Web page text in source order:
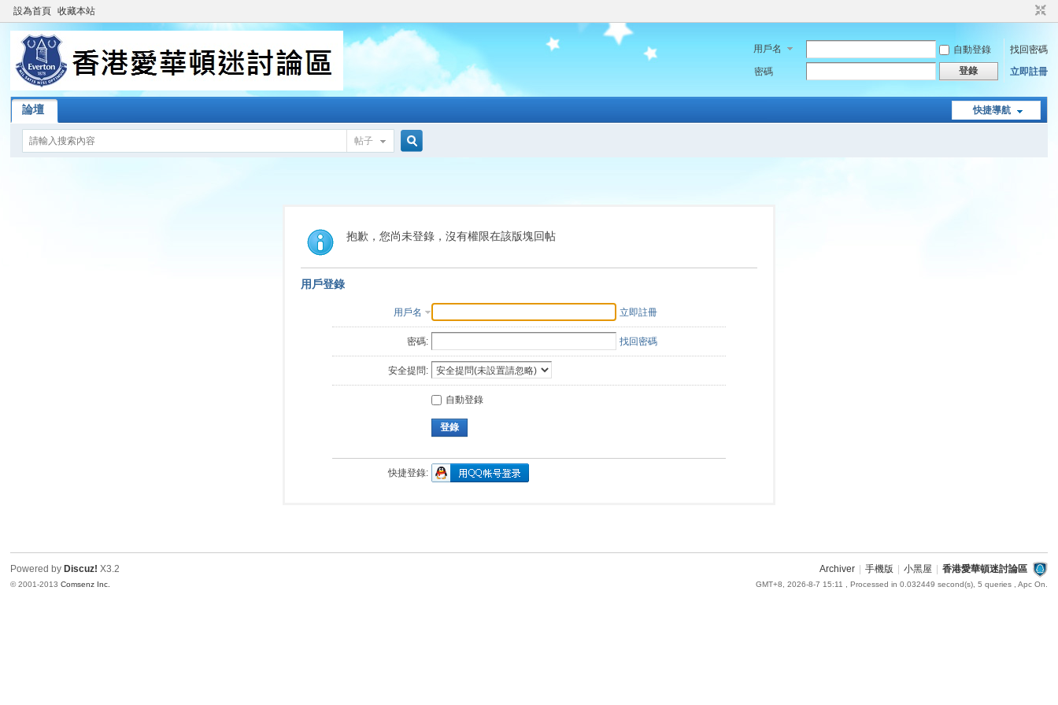
設為首頁 收藏本站
用戶名 自動登錄
找回密碼
密碼
登錄 立即註冊
快捷導航
論壇
帖子
索
抱歉，您尚未登錄，沒有權限在該版塊回帖
用戶登錄
用戶名 立即註冊
密碼: 找回密碼
安全提問:
自動登錄
登錄
快捷登錄:
Archiver 手機版 小黑屋 香港愛華頓迷討論區
GMT+8, 2026-8-7 15:11 , Processed in 0.032449 second(s), 5 queries , Apc On.
Powered by Discuz! X3.2
© 2001-2013Comsenz Inc.